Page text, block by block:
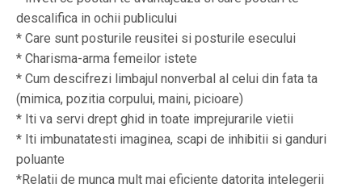
descalifica in ochii publicului
* Care sunt posturile reusitei si posturile esecului
* Charisma-arma femeilor istete
* Cum descifrezi limbajul nonverbal al celui din fata ta
(mimica, pozitia corpului, maini, picioare)
* Iti va servi drept ghid in toate imprejurarile vietii
* Iti imbunatatesti imaginea, scapi de inhibitii si ganduri
poluante
*Relatii de munca mult mai eficiente datorita intelegerii